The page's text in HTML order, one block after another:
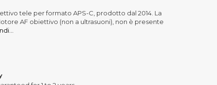
tele per formato APS-C, prodotto dal 2014. La
AF obiettivo (non a ultrasuoni), non è presente